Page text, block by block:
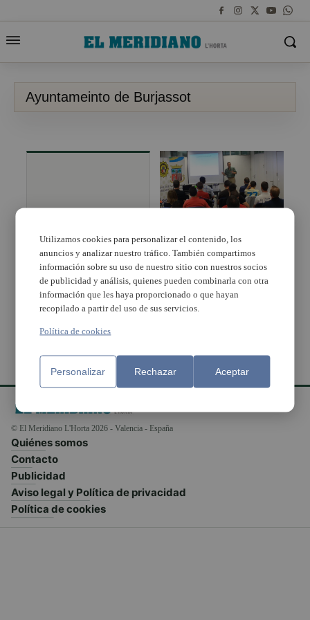
Ayuntameinto de Burjassot
Burjassot
La Policía Local de
Burjassot da charlas
educativas en los
centros escolares
© El Meridiano L'Horta 2026 - Valencia - España
Quiénes somos
Contacto
Publicidad
Aviso legal y Política de privacidad
Política de cookies
Utilizamos cookies para personalizar el contenido, los
anuncios y analizar nuestro tráfico. También compartimos
información sobre su uso de nuestro sitio con nuestros socios
de publicidad y análisis, quienes pueden combinarla con otra
información que les haya proporcionado o que hayan
recopilado a partir del uso de sus servicios.
Política de cookies
Personalizar Rechazar Aceptar